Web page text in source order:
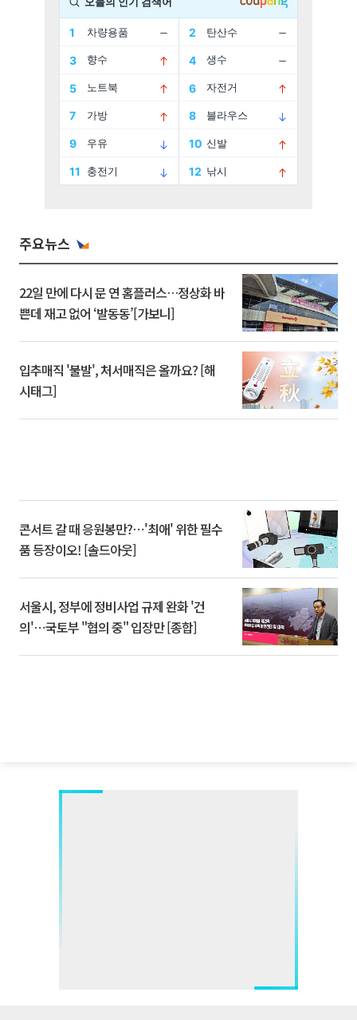
주요뉴스
22일 만에 다시 문 연 홈플러스…정상화 바
쁜데 재고 없어 ‘발동동’[가보니]
입추매직 '불발', 처서매직은 올까요? [해
시태그]
콘서트 갈 때 응원봉만?⋯'최애' 위한 필수
품 등장이오! [솔드아웃]
서울시, 정부에 정비사업 규제 완화 '건
의'⋯국토부 "협의 중" 입장만 [종합]